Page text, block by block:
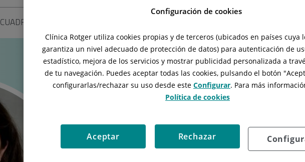
CUADRO MÉDICO
Dra. Viviana
Agüero Sánchez
Profesional de
Configuración de cookies
Clínica Rotger utiliza cookies propias y de terceros (ubicados en países cuya
garantiza un nivel adecuado de protección de datos) para autenticación de
estadístico, mejora de los servicios y mostrar publicidad personalizada a
de tu navegación. Puedes aceptar todas las cookies, pulsando el botón "
configurarlas/rechazar su uso desde este Configurar. Para más
Política de cookies
Rechazar
Aceptar